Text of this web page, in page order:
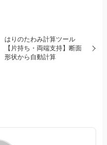
はりのたわみ計算ツール
【片持ち・両端支持】断面
形状から自動計算